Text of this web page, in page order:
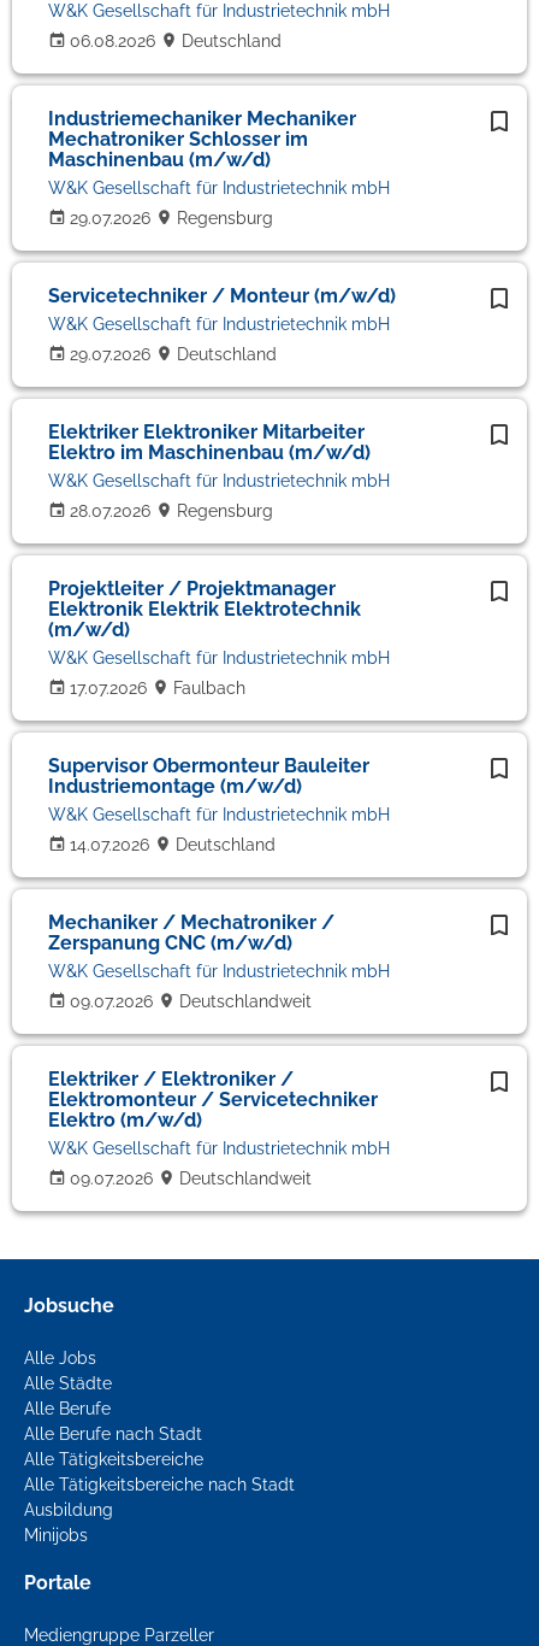
06.08.2026
W&K Gesellschaft für Industrietechnik mbH
Deutschland
Industriemechaniker Mechaniker
Mechatroniker Schlosser im
Maschinenbau (m/w/d)
29.07.2026
W&K Gesellschaft für Industrietechnik mbH
Regensburg
Servicetechniker / Monteur (m/w/d)
29.07.2026
W&K Gesellschaft für Industrietechnik mbH
Deutschland
Elektriker Elektroniker Mitarbeiter
Elektro im Maschinenbau (m/w/d)
28.07.2026
W&K Gesellschaft für Industrietechnik mbH
Regensburg
Projektleiter / Projektmanager
Elektronik Elektrik Elektrotechnik
(m/w/d)
17.07.2026
W&K Gesellschaft für Industrietechnik mbH
Faulbach
Supervisor Obermonteur Bauleiter
Industriemontage (m/w/d)
14.07.2026
W&K Gesellschaft für Industrietechnik mbH
Deutschland
Mechaniker / Mechatroniker /
Zerspanung CNC (m/w/d)
09.07.2026
W&K Gesellschaft für Industrietechnik mbH
Deutschlandweit
Elektriker / Elektroniker /
Elektromonteur / Servicetechniker
Elektro (m/w/d)
09.07.2026
W&K Gesellschaft für Industrietechnik mbH
Deutschlandweit
Jobsuche
Alle Jobs
Alle Städte
Alle Berufe
Alle Berufe nach Stadt
Alle Tätigkeitsbereiche
Alle Tätigkeitsbereiche nach Stadt
Ausbildung
Minijobs
Portale
Mediengruppe Parzeller